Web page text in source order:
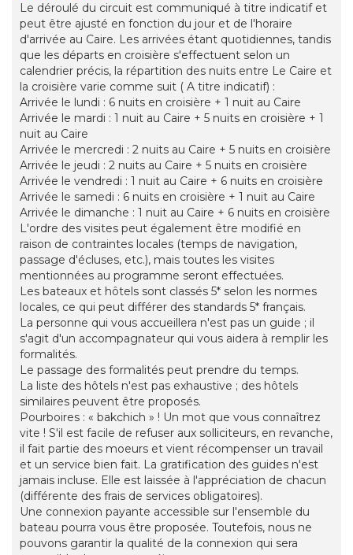
Le déroulé du circuit est communiqué à titre indicatif et
peut être ajusté en fonction du jour et de l'horaire
d'arrivée au Caire. Les arrivées étant quotidiennes, tandis
que les départs en croisière s'effectuent selon un
calendrier précis, la répartition des nuits entre Le Caire et
la croisière varie comme suit ( A titre indicatif) :
Arrivée le lundi : 6 nuits en croisière + 1 nuit au Caire
Arrivée le mardi : 1 nuit au Caire + 5 nuits en croisière + 1
nuit au Caire
Arrivée le mercredi : 2 nuits au Caire + 5 nuits en croisière
Arrivée le jeudi : 2 nuits au Caire + 5 nuits en croisière
Arrivée le vendredi : 1 nuit au Caire + 6 nuits en croisière
Arrivée le samedi : 6 nuits en croisière + 1 nuit au Caire
Arrivée le dimanche : 1 nuit au Caire + 6 nuits en croisière
L'ordre des visites peut également être modifié en
raison de contraintes locales (temps de navigation,
passage d'écluses, etc.), mais toutes les visites
mentionnées au programme seront effectuées.
Les bateaux et hôtels sont classés 5* selon les normes
locales, ce qui peut différer des standards 5* français.
La personne qui vous accueillera n'est pas un guide ; il
s'agit d'un accompagnateur qui vous aidera à remplir les
formalités.
Le passage des formalités peut prendre du temps.
La liste des hôtels n'est pas exhaustive ; des hôtels
similaires peuvent être proposés.
Pourboires : « bakchich » ! Un mot que vous connaîtrez
vite ! S'il est facile de refuser aux solliciteurs, en revanche,
il fait partie des moeurs et vient récompenser un travail
et un service bien fait. La gratification des guides n'est
jamais incluse. Elle est laissée à l'appréciation de chacun
(différente des frais de services obligatoires).
Une connexion payante accessible sur l'ensemble du
bateau pourra vous être proposée. Toutefois, nous ne
pouvons garantir la qualité de la connexion qui sera